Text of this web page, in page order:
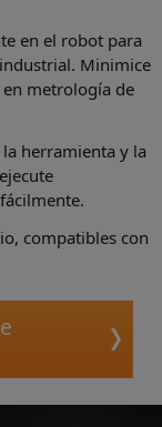
en el robot para
Minimice
metrología de
herramienta y la
compatibles con